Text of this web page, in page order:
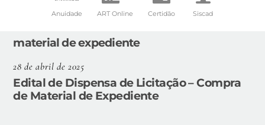
Anuidade ART Online Certidão Siscad
material de expediente
28 de abril de 2025
Edital de Dispensa de Licitação – Compra
de Material de Expediente